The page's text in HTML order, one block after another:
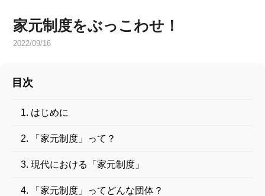
家元制度をぶっこわせ！
2022/09/16
目次
はじめに
「家元制度」って？
現代における「家元制度」
「家元制度」ってどんな団体？